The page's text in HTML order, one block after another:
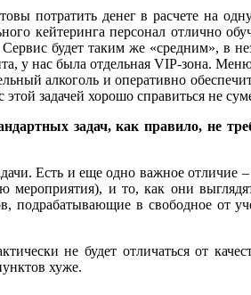
потратить денег в расчете на
кейтеринга персонал отлично
Сервис будет таким же «средним»,
у нас была отдельная VIP-зона.
алкоголь и оперативно
задачей хорошо справиться не
задач, как правило, не
Есть и еще одно важное
мероприятия), и то, как они
в свободное от
не будет отличаться от
хуже.